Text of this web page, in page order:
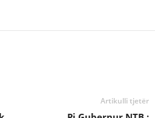
Artikulli tjetër